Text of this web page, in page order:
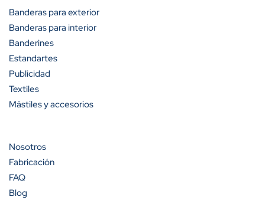
A partir de 50 unidades
A partir de 100 unidades
Cantidad
A partir de 200 unidades
Banderas para exterior
Banderas para interior
Banderines
Estandartes
Publicidad
Textiles
Mástiles y accesorios
Nosotros
Fabricación
FAQ
Blog